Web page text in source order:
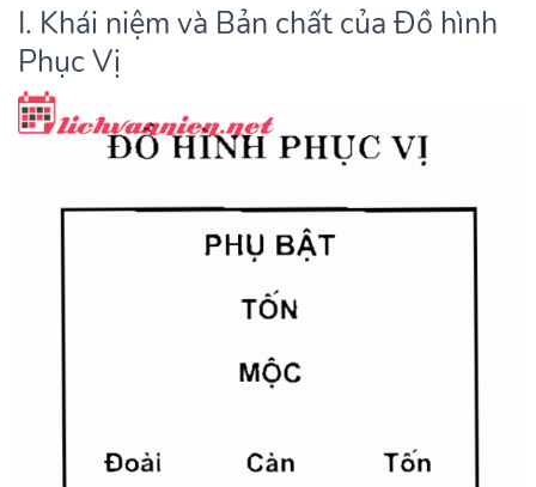
I. Khái niệm và Bản chất của Đồ hình
Phục Vị